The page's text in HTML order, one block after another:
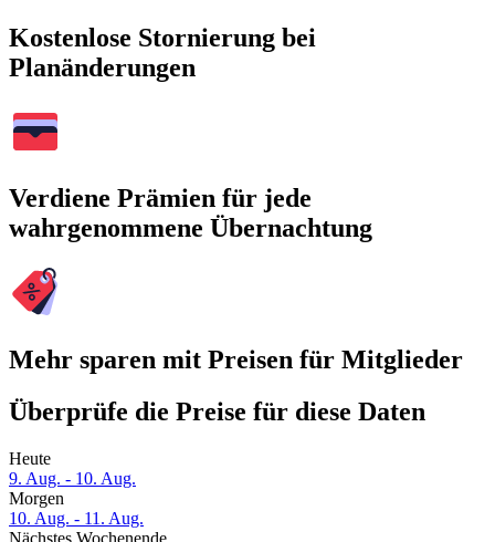
Kostenlose Stornierung bei
Planänderungen
Verdiene Prämien für jede
wahrgenommene Übernachtung
Mehr sparen mit Preisen für Mitglieder
Überprüfe die Preise für diese Daten
Heute
9. Aug. - 10. Aug.
Morgen
10. Aug. - 11. Aug.